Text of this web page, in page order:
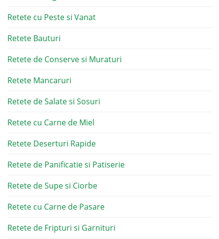
Retete cu Peste si Vanat
Retete Bauturi
Retete de Conserve si Muraturi
Retete Mancaruri
Retete de Salate si Sosuri
Retete cu Carne de Miel
Retete Deserturi Rapide
Retete de Panificatie si Patiserie
Retete de Supe si Ciorbe
Retete cu Carne de Pasare
Retete de Fripturi si Garnituri